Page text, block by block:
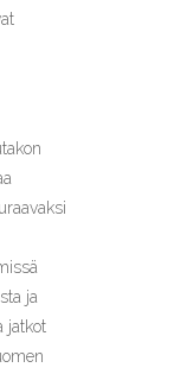
ja
jatkot